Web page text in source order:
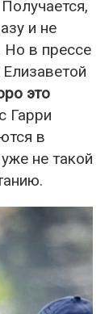
и не
Но в прессе
это
Гарри
в
не такой